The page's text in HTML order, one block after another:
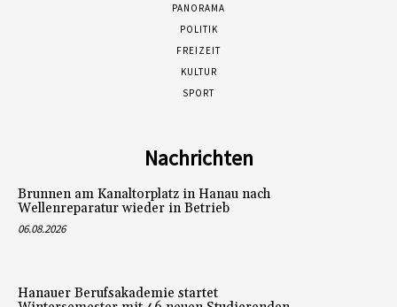
PANORAMA
POLITIK
FREIZEIT
KULTUR
SPORT
Nachrichten
Brunnen am Kanaltorplatz in Hanau nach
Wellenreparatur wieder in Betrieb
06.08.2026
Hanauer Berufsakademie startet